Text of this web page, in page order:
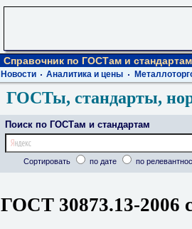
Справочник по ГОСТам и стандартам
Новости Аналитика и цены
ГОСТы, стандарты,
Поиск по ГОСТам и стандартам
Сортировать по дате по
ГОСТ 30873.13-2006